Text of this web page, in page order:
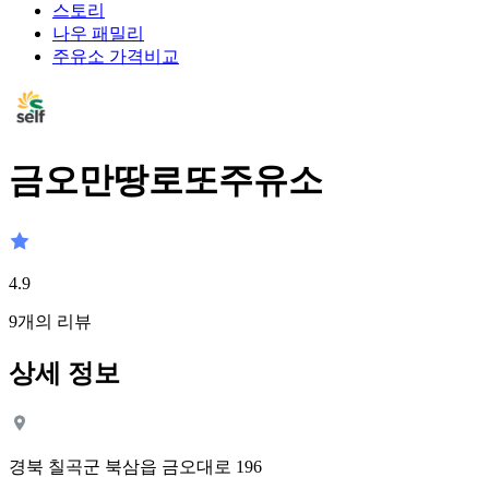
스토리
나우 패밀리
주유소 가격비교
금오만땅로또주유소
4.9
9개의 리뷰
상세 정보
경북 칠곡군 북삼읍 금오대로 196